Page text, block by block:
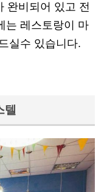
완비되어 있고 전
는 레스토랑이 마
실수 있습니다.
텔